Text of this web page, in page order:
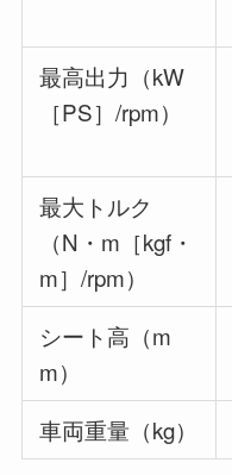
最高出力（kW
［PS］/rpm）
最大トルク
（N・m［kgf・
m］/rpm）
シート高（m
m）
車両重量（kg）